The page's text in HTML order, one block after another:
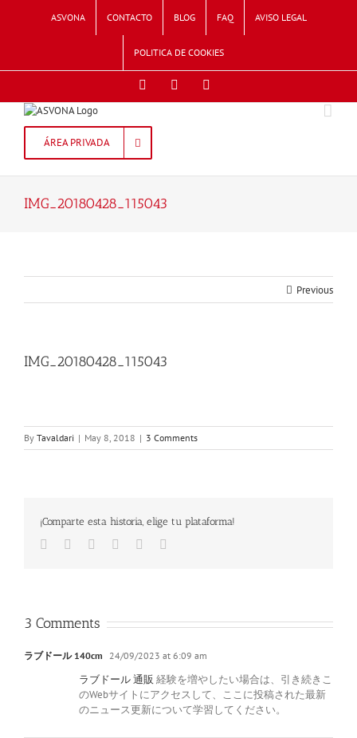
ASVONA CONTACTO BLOG FAQ AVISO LEGAL
POLITICA DE COOKIES
FacebookTwitter
ÁREA PRIVADA
IMG_20180428_115043
Previous
IMG_20180428_115043
By Tavaldari | May 8, 2018 | 3 Comments
¡Comparte esta historia, elige tu plataforma!
Facebook
TwitterLinkedInGoogle+Pinterest
3 Comments
ラブドール 140cm 24/09/2023 at 6:09 am
ラブドール 通販 経験を増やしたい場合は、引き続きこ
のWebサイトにアクセスして、ここに投稿された最新
のニュース更新について学習してください。